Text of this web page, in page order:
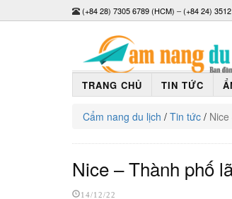
(+84 28) 7305 6789 (HCM) –(+84 24)
TRANG CHỦ TIN TỨC
Cẩm nang du lịch / Tin tức /
Nice – Thành phố
14/12/22